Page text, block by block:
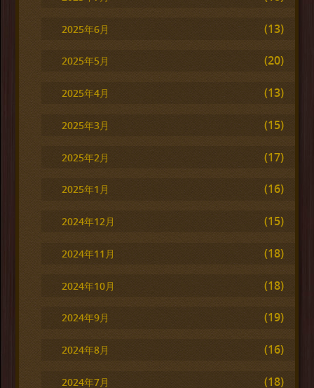
2025年6月 (13)
2025年5月 (20)
2025年4月 (13)
2025年3月 (15)
2025年2月 (17)
2025年1月 (16)
2024年12月 (15)
2024年11月 (18)
2024年10月 (18)
2024年9月 (19)
2024年8月 (16)
2024年7月 (18)